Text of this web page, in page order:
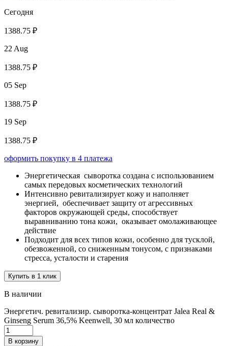
Сегодня
1388.75 ₽
22 Aug
1388.75 ₽
05 Sep
1388.75 ₽
19 Sep
1388.75 ₽
оформить покупку в 4 платежа
Энергетическая сыворотка создана с использованием
самых передовых косметических технологий
Интенсивно ревитализирует кожу и наполняет
энергией, обеспечивает защиту от агрессивных
факторов окружающей среды, способствует
выравниванию тона кожи, оказывает омолаживающее
действие
Подходит для всех типов кожи, особенно для тусклой,
обезвоженной, со сниженным тонусом, с признаками
стресса, усталости и старения
Купить в 1 клик
В наличии
Энергетич. ревитализир. сыворотка-концентрат Jalea Real &
Ginseng Serum 36,5% Keenwell, 30 мл количество
В корзину